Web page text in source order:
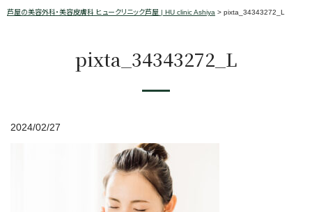
芦屋の美容外科・美容皮膚科 ヒュークリニック芦屋 | HU clinic Ashiya > pixta_34343272_L
pixta_34343272_L
2024/02/27